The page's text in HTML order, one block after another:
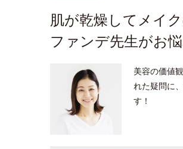
肌が乾燥してメイ
ファンデ先生がお悩
美容の価値
れた疑問に
す！